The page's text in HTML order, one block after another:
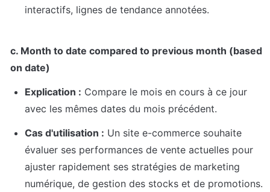
interactifs, lignes de tendance annotées.
c. Month to date compared to previous month (based
on date)
Explication : Compare le mois en cours à ce jour
avec les mêmes dates du mois précédent.
Cas d'utilisation : Un site e-commerce souhaite
évaluer ses performances de vente actuelles pour
ajuster rapidement ses stratégies de marketing
numérique, de gestion des stocks et de promotions.